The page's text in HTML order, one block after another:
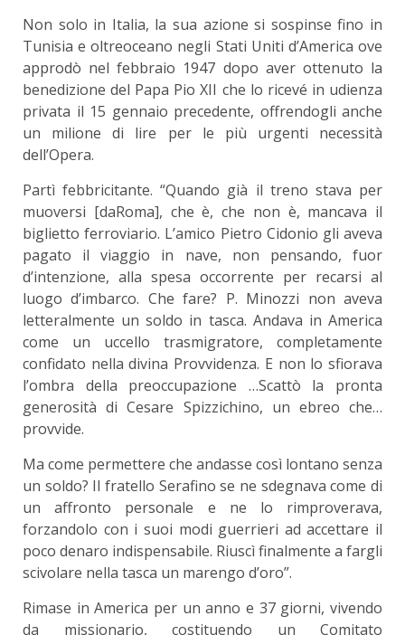
Non solo in Italia, la sua azione si sospinse fino in
Tunisia e oltreoceano negli Stati Uniti d’America ove
approdò nel febbraio 1947 dopo aver ottenuto la
benedizione del Papa Pio XII che lo ricevé in udienza
privata il 15 gennaio precedente, offrendogli anche
un milione di lire per le più urgenti necessità
dell’Opera.
Partì febbricitante. “Quando già il treno stava per
muoversi [daRoma], che è, che non è, mancava il
biglietto ferroviario. L’amico Pietro Cidonio gli aveva
pagato il viaggio in nave, non pensando, fuor
d’intenzione, alla spesa occorrente per recarsi al
luogo d’imbarco. Che fare? P. Minozzi non aveva
letteralmente un soldo in tasca. Andava in America
come un uccello trasmigratore, completamente
confidato nella divina Provvidenza. E non lo sfiorava
l’ombra della preoccupazione …Scattò la pronta
generosità di Cesare Spizzichino, un ebreo che…
provvide.
Ma come permettere che andasse così lontano senza
un soldo? Il fratello Serafino se ne sdegnava come di
un affronto personale e ne lo rimproverava,
forzandolo con i suoi modi guerrieri ad accettare il
poco denaro indispensabile. Riuscì finalmente a fargli
scivolare nella tasca un marengo d’oro”.
Rimase in America per un anno e 37 giorni, vivendo
da missionario, costituendo un Comitato